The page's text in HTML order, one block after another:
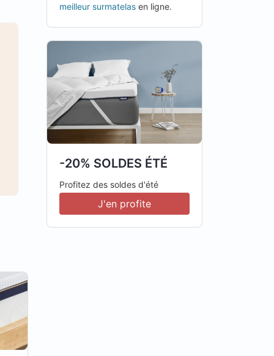
meilleur surmatelas en ligne.
-20% SOLDES ÉTÉ
Profitez des soldes d'été
J'en profite